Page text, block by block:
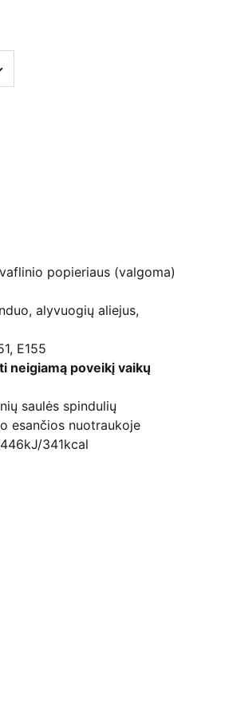
popieriaus (valgoma)
alyvuogių aliejus,
E155
neigiamą poveikį vaikų
saulės spindulių
esančios nuotraukoje
341kcal